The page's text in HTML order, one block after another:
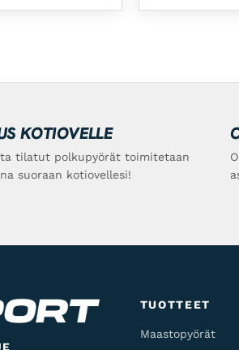
KOTIOVELLE
tilatut polkupyörät toimitetaan
suoraan kotiovellesi!
TUOTTEET
Maastopyörät